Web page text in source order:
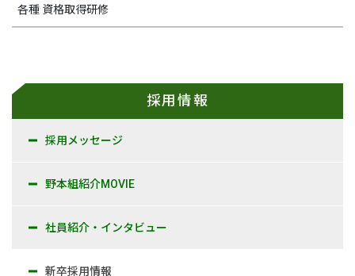
各種 資格取得研修
採用情報
採用メッセージ
野本組紹介MOVIE
社員紹介・インタビュー
新卒採用情報